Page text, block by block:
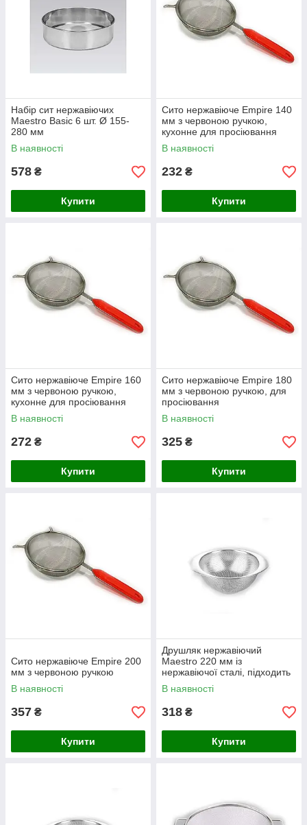
Набір сит нержавіючих
Maestro Basic 6 шт. Ø 155-
280 мм
В наявності
578 ₴
Купити
Сито нержавіюче Empire 140
мм з червоною ручкою,
кухонне для просіювання
В наявності
232 ₴
Купити
Сито нержавіюче Empire 160
мм з червоною ручкою,
кухонне для просіювання
В наявності
272 ₴
Купити
Сито нержавіюче Empire 180
мм з червоною ручкою, для
просіювання
В наявності
325 ₴
Купити
Сито нержавіюче Empire 200
мм з червоною ручкою
В наявності
357 ₴
Купити
Друшляк нержавіючий
Maestro 220 мм із
нержавіючої сталі, підходить
для миття в посудомийній
машині
В наявності
318 ₴
Купити